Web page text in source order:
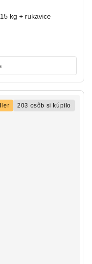
kg + rukavice
203 osôb si kúpilo